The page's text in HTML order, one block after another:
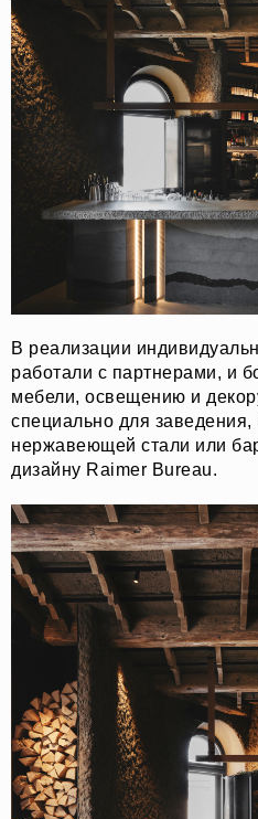
В реализации
работали с партнерами, и
мебели, освещению и
специально для
нержавеющей стали или
дизайну Raimer Bureau.